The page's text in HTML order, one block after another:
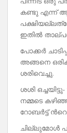
കണ്ടു എന്ന്
ഇതിൽ
പോക്കർ
അങ്ങനെ
ശരിവെച്ചു.
ശശി
നമ്മടെ
റോബർട്ട്
ചില്ലുമോൾ